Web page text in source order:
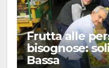
Frutta alle
bisognose:
Bassa